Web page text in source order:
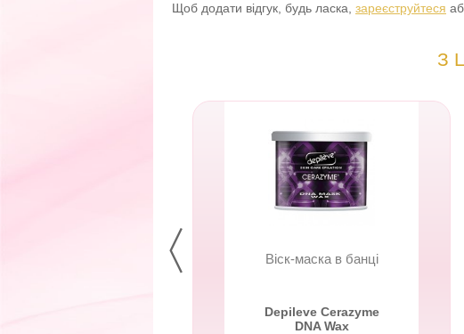
Щоб додати відгук, будь ласка, зареєструйтеся
З
Віск-маска в банці
Depileve Cerazyme
DNA Wax